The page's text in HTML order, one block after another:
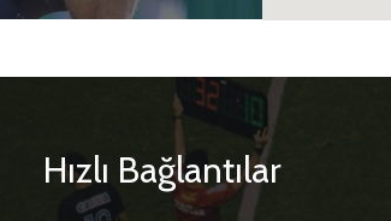
Hızlı Bağlantılar